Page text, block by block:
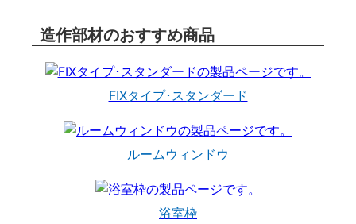
造作部材のおすすめ商品
FIXタイプ･スタンダード
ルームウィンドウ
浴室枠